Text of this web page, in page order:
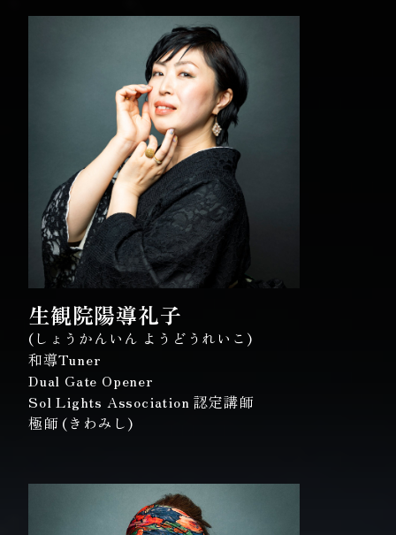
生観院陽導礼子
(しょうかんいん ようどうれいこ)
和導Tuner
Dual Gate Opener
Sol Lights Association 認定講師
極師 (きわみし)